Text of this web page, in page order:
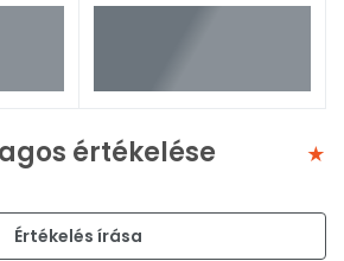
értékelése
Értékelés írása